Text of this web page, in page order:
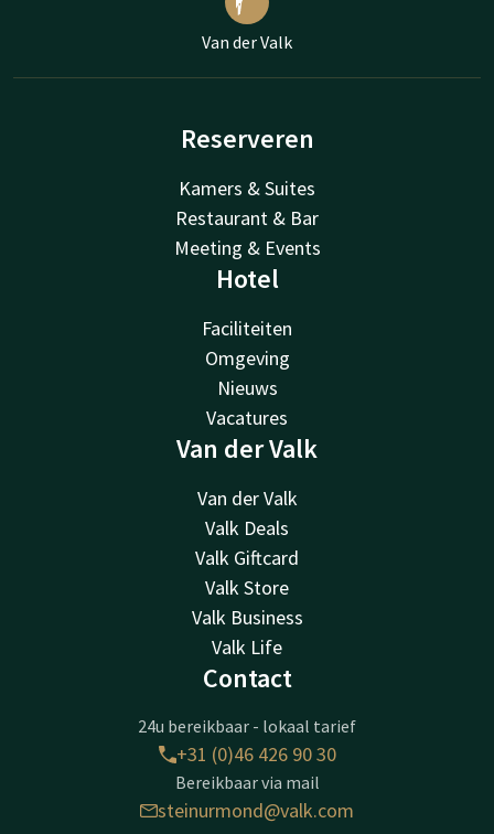
Van der Valk
Reserveren
Kamers & Suites
Restaurant & Bar
Meeting & Events
Hotel
Faciliteiten
Omgeving
Nieuws
Vacatures
Van der Valk
Van der Valk
Valk Deals
Valk Giftcard
Valk Store
Valk Business
Valk Life
Contact
24u bereikbaar - lokaal tarief
+31 (0)46 426 90 30
Bereikbaar via mail
steinurmond@valk.com